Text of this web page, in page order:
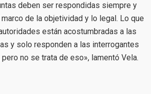
deben ser respondidas siempre y
de la objetividad y lo legal. Lo que
están acostumbradas a las
y solo responden a las interrogantes
no se trata de eso», lamentó Vela.